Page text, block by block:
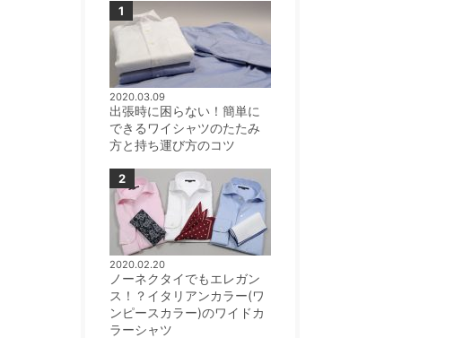
2020.03.09
出張時に困らない！簡単に
できるワイシャツのたたみ
方と持ち運び方のコツ
2020.02.20
ノーネクタイでもエレガン
ス！？イタリアンカラー(ワ
ンピースカラー)のワイドカ
ラーシャツ